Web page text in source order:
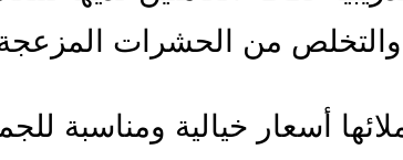
والتخلص من الحشرات
أسعار خيالية ومناسبة